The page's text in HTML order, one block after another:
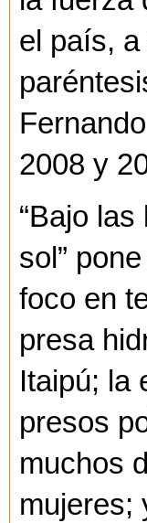
el país, a
2008 y
“Bajo las
sol”
foco en
presa
Itaipú; la
presos
muchos
mujeres;